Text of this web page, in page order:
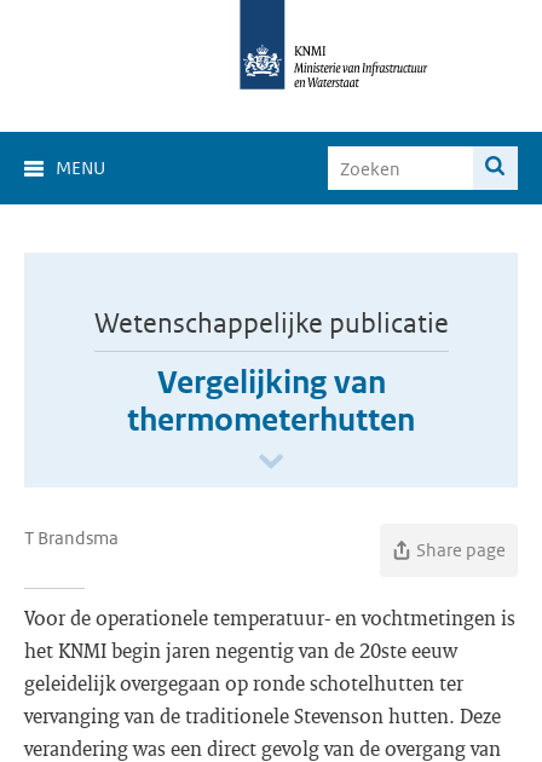
MENU
Wetenschappelijke publicatie
Vergelijking van
thermometerhutten
T Brandsma
Share page
Voor de operationele temperatuur- en vochtmetingen is
het KNMI begin jaren negentig van de 20ste eeuw
geleidelijk overgegaan op ronde schotelhutten ter
vervanging van de traditionele Stevenson hutten. Deze
verandering was een direct gevolg van de overgang van